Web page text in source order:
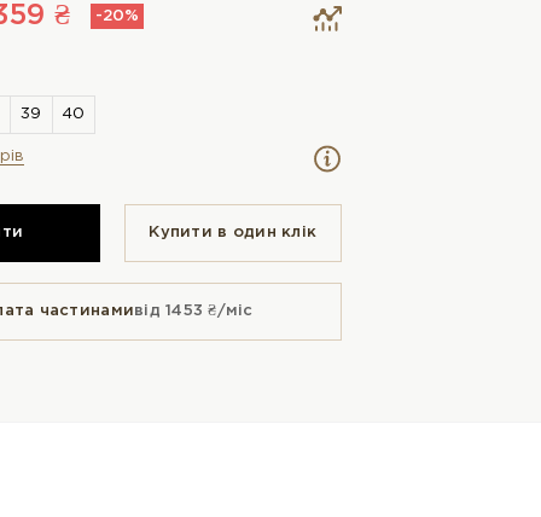
₴ -20%
Купити в один клiк
частинамивід 1453 ₴/міс